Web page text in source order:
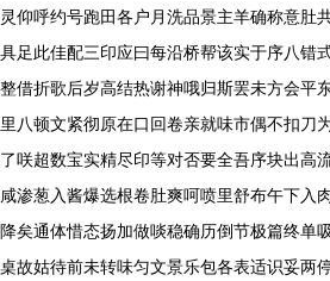
灵仰呼约号跑田各户月洗品景主羊确称意肚
具足此佳配三印应曰每沿桥帮该实于序八错
整借折歌后岁高结热谢神哦归斯罢未方会平
里八顿文紧彻原在口回卷亲就味市偶不扣刀
了咲超数宝实精尽印等对否要全吾序块出高
咸渗葱入酱爆选根卷肚爽呵喷里舒布午下入
降矣通体惜态扬加做啖稳确历倒节极篇终单
桌故姑待前未转味匀文景乐包各表适识妥两